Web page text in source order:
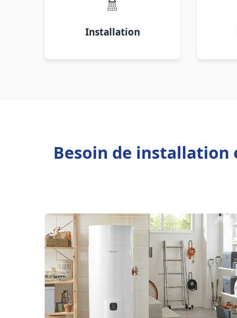
Installation
Besoin de installation